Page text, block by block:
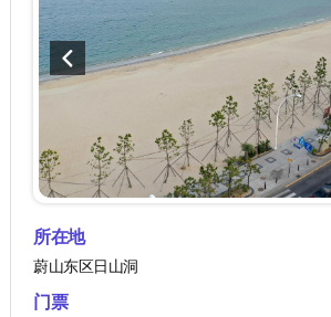
所在地
蔚山东区日山洞
门票